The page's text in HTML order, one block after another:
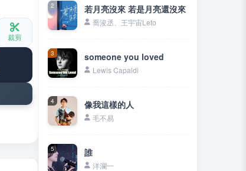
裁剪
2 若月亮沒來 若是月亮還沒來
喬浚丞、王宇宙Leto
3 someone you loved
Lewis Capaldi
4 像我這樣的人
毛不易
5 誰
洋瀾一